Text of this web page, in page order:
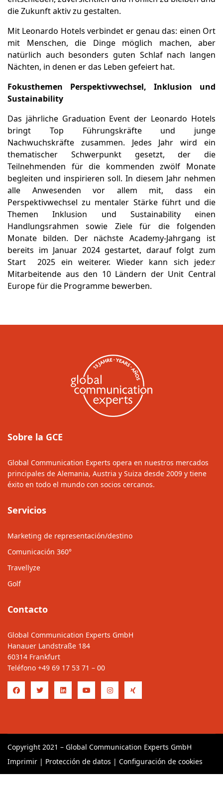
die Zukunft aktiv zu gestalten.
Mit Leonardo Hotels verbindet er genau das: einen Ort
mit Menschen, die Dinge möglich machen, aber
natürlich auch besonders guten Schlaf nach langen
Nächten, in denen er das Leben gefeiert hat.
Fokusthemen Perspektivwechsel, Inklusion und
Sustainability
Das jährliche Graduation Event der Leonardo Hotels
bringt Top Führungskräfte und junge
Nachwuchskräfte zusammen. Jedes Jahr wird ein
thematischer Schwerpunkt gesetzt, der die
Teilnehmenden für die kommenden zwölf Monate
begleiten und inspirieren soll. In diesem Jahr nehmen
alle Anwesenden vor allem mit, dass ein
Perspektivwechsel zu mentaler Stärke führt und die
Themen Inklusion und Sustainability einen
Handlungsrahmen sowie Ziele für die folgenden
Monate bilden. Der nächste Academy-Jahrgang ist
bereits im Januar 2024 gestartet, darauf folgt zum
Start 2025 ein weiterer. Wieder kann sich jede:r
Mitarbeitende aus den 10 Ländern der Unit Central
Europe für die Programme bewerben.
Sobre la GCE
Global Communication Experts opera en nuestros mercados
principales de Alemania, Austria y Suiza desde 2009 y tiene
éxito en todo el mundo con socios cercanos.
Servicios
Marketing de representación/destino
Comunicación 360°
Travellyze
Golf
Contacto
Global Communication Experts GmbH
Hanauer Landstraße 184
60314 Frankfurt
Teléfono +49 69 17 53 71 – 00
Copyright 2021 – Global Communication Experts GmbH
Imprimir | Protección de datos | Configuración de cookies